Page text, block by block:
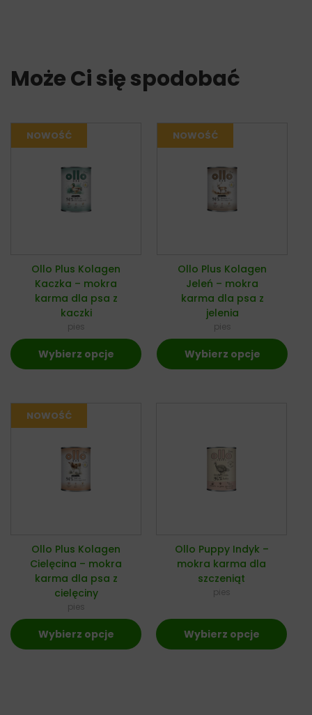
Może Ci się spodobać
Ollo Plus Kolagen
Kaczka – mokra
karma dla psa z
kaczki
pies
Wybierz opcje
Ollo Plus Kolagen
Jeleń – mokra
karma dla psa z
jelenia
pies
Wybierz opcje
Ollo Plus Kolagen
Cielęcina – mokra
karma dla psa z
cielęciny
pies
Wybierz opcje
Ollo Puppy Indyk –
mokra karma dla
szczeniąt
pies
Wybierz opcje